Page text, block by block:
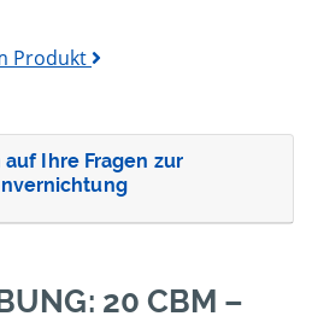
Produkt
Ihre Fragen zur
20 CBM –